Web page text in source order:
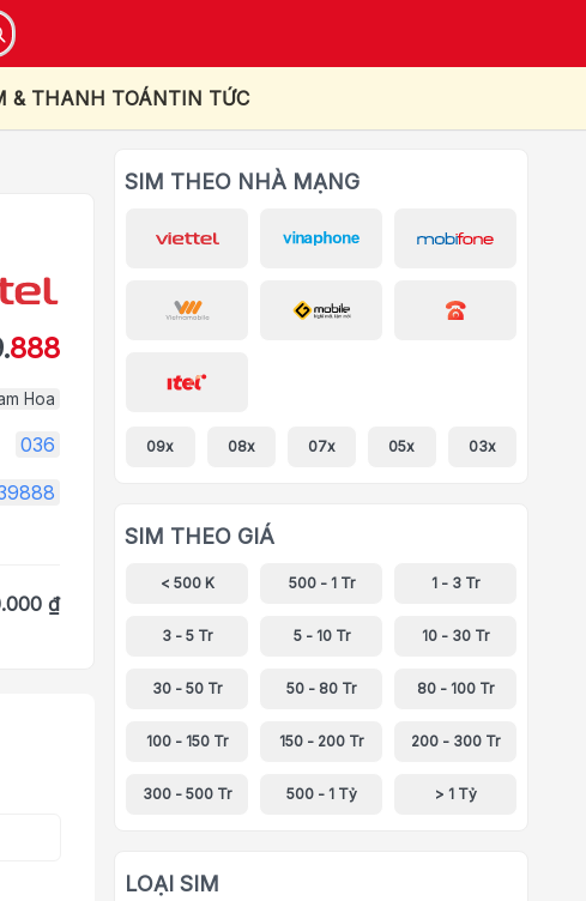
& THANH TOÁNTIN TỨC
888
Hoa
036
₫
SIM THEO NHÀ MẠNG
09x 08x 07x 05x 03x
SIM THEO GIÁ
< 500 K 500 - 1 Tr 1 - 3 Tr
3 - 5 Tr 5 - 10 Tr 10 - 30 Tr
30 - 50 Tr 50 - 80 Tr 80 - 100 Tr
100 - 150 Tr 150 - 200 Tr 200 - 300 Tr
300 - 500 Tr 500 - 1 Tỷ > 1 Tỷ
LOẠI SIM